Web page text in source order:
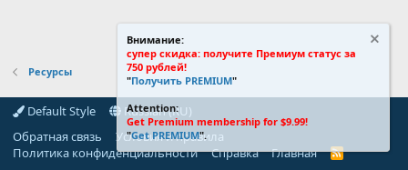
Ресурсы
Default Style
Russian (RU)
Обратная связь
Условия и правила
Политика конфиденциальности
Справка Главная
R
Внимание:
супер скидка: получите Премиум статус за
750 рублей!
"Получить PREMIUM"
Attention:
Get Premium membership for $9.99!
"Get PREMIUM".